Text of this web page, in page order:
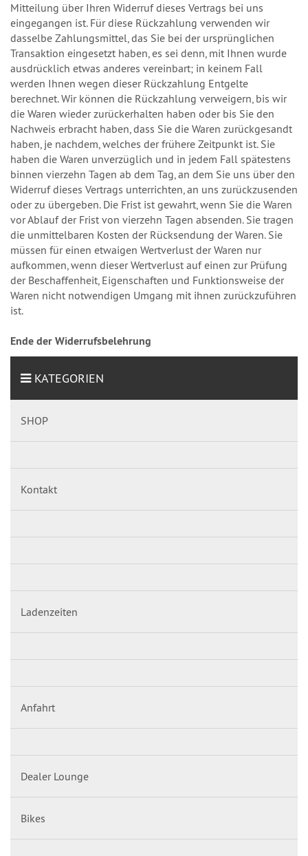
Mitteilung über Ihren Widerruf dieses Vertrags bei uns
eingegangen ist. Für diese Rückzahlung verwenden wir
dasselbe Zahlungsmittel, das Sie bei der ursprünglichen
Transaktion eingesetzt haben, es sei denn, mit Ihnen wurde
ausdrücklich etwas anderes vereinbart; in keinem Fall
werden Ihnen wegen dieser Rückzahlung Entgelte
berechnet. Wir können die Rückzahlung verweigern, bis wir
die Waren wieder zurückerhalten haben oder bis Sie den
Nachweis erbracht haben, dass Sie die Waren zurückgesandt
haben, je nachdem, welches der frühere Zeitpunkt ist. Sie
haben die Waren unverzüglich und in jedem Fall spätestens
binnen vierzehn Tagen ab dem Tag, an dem Sie uns über den
Widerruf dieses Vertrags unterrichten, an uns zurückzusenden
oder zu übergeben. Die Frist ist gewahrt, wenn Sie die Waren
vor Ablauf der Frist von vierzehn Tagen absenden. Sie tragen
die unmittelbaren Kosten der Rücksendung der Waren. Sie
müssen für einen etwaigen Wertverlust der Waren nur
aufkommen, wenn dieser Wertverlust auf einen zur Prüfung
der Beschaffenheit, Eigenschaften und Funktionsweise der
Waren nicht notwendigen Umgang mit ihnen zurückzuführen
ist.
Ende der Widerrufsbelehrung
KATEGORIEN
SHOP
Kontakt
Ladenzeiten
Anfahrt
Dealer Lounge
Bikes